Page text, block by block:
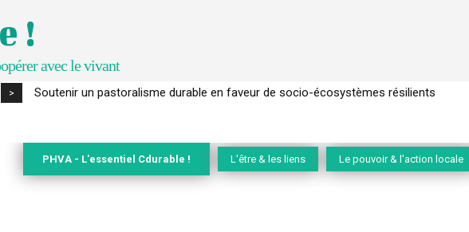
!
avec le vivant
> S’inspirer de l’arbre pour un modèle économique régénératif du vivant …
PHVA - L'essentiel Cdurable ! L'être & les liens Le pouvoir & l'action locale